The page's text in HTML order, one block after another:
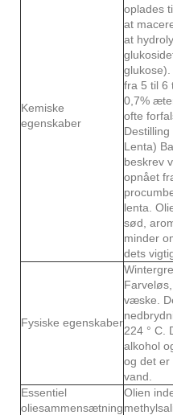
Kemiske
egenskaber
oplades
at
at
fra 5 til 6
0,7%
ofte
Lenta)
beskrev
opnået
lenta.
sød,
minder
dets
Fysiske egenskaber
væske.
224 ° C.
alkohol
og det er
vand.
Essentiel
oliesammensætning
Olien